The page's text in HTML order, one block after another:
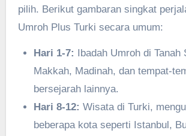
pilih. Berikut gambaran singkat
Umroh Plus Turki secara umum:
Hari 1-7: Ibadah Umroh di Tanah
Makkah, Madinah, dan tempat-
bersejarah lainnya.
Hari 8-12: Wisata di Turki,
beberapa kota seperti Istanbul,